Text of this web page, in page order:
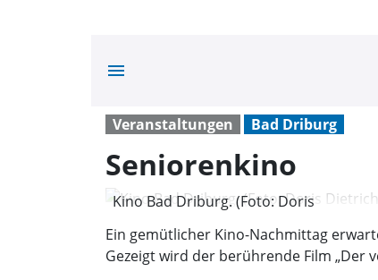
menu
Veranstaltungen Bad Driburg
Seniorenkino
Kino Bad Driburg. (Foto: Doris
Ein gemütlicher Kino-Nachmittag
Gezeigt wird der berührende Film „Der